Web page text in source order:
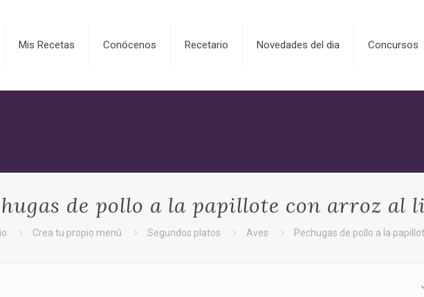
Mis Recetas Conócenos Recetario Novedades del dia Concursos
de pollo a la papillote con arroz al
Crea tu propio menú Segundos platos Aves Pechugas de pollo a la